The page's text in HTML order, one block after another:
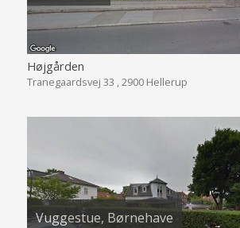
Højgården
Tranegaardsvej 33 , 2900 Hellerup
Vuggestue, Børnehave